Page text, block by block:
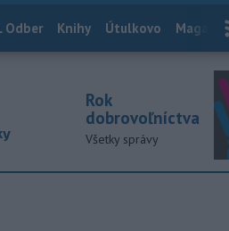
Odber Knihy Útulkovo Magazín
Rok
dobrovoľníctva
Všetky správy